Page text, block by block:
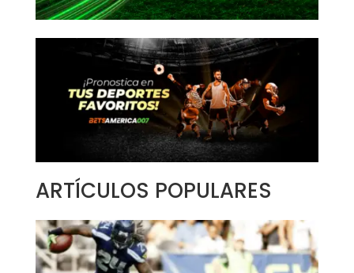
ARTÍCULOS POPULARES